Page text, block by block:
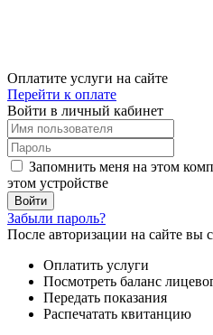
Оплатите услуги на сайте
Перейти к оплате
Войти в личный кабинет
Запомнить меня на этом
этом устройстве
Забыли пароль?
После авторизации на сайте вы
Оплатить услуги
Посмотреть баланс
Передать показания
Распечатать квитанцию